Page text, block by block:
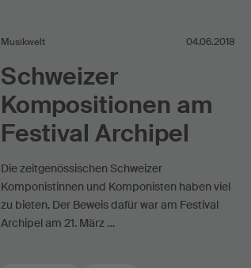
Musikwelt 04.06.2018
Schweizer
Kompositionen am
Festival Archipel
Die zeitgenössischen Schweizer
Komponistinnen und Komponisten haben viel
zu bieten. Der Beweis dafür war am Festival
Archipel am 21. März …